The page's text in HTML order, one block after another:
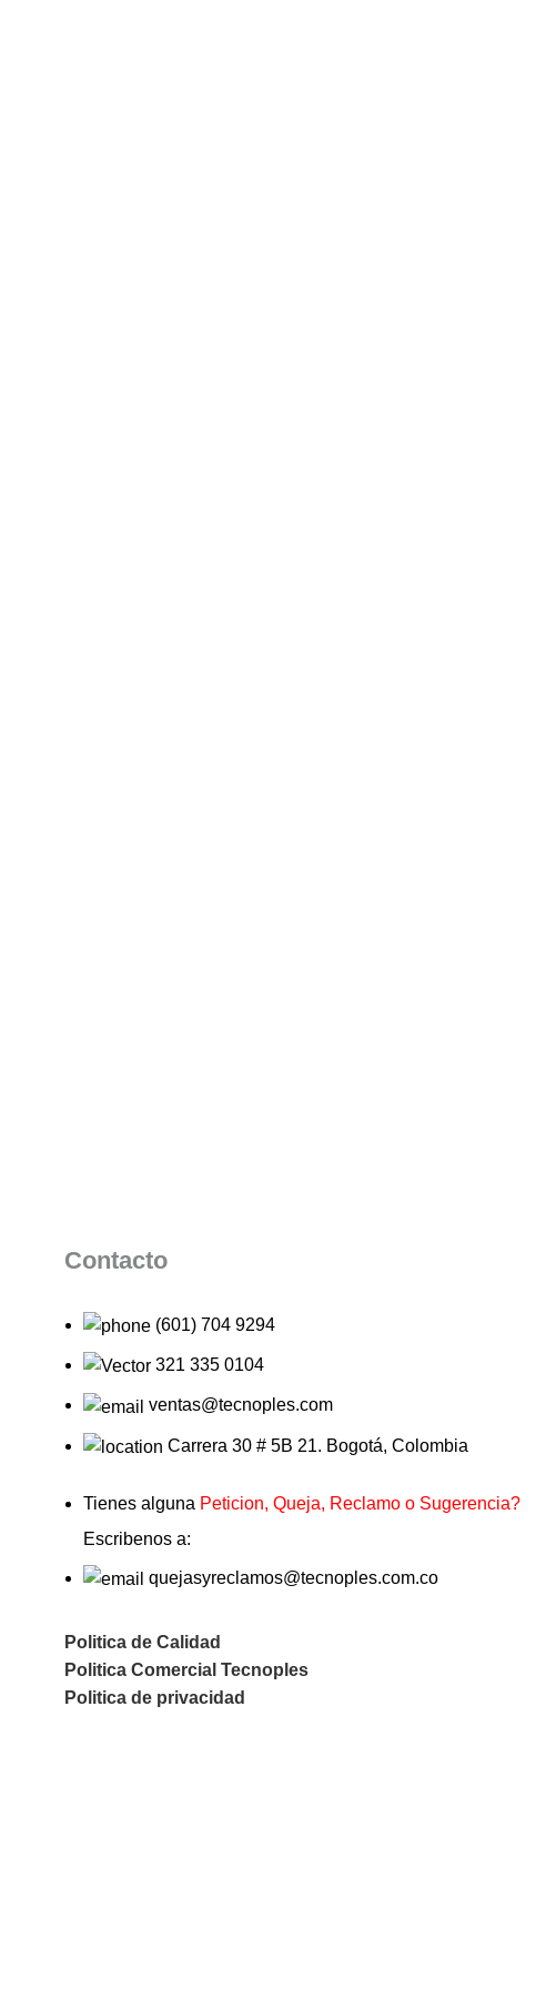
Contacto
(601) 704 9294
321 335 0104
ventas@tecnoples.com
Carrera 30 # 5B 21. Bogotá, Colombia
Tienes alguna Peticion, Queja, Reclamo o Sugerencia?
Escribenos a:
quejasyreclamos@tecnoples.com.co
Politica de Calidad
Politica Comercial Tecnoples
Politica de privacidad